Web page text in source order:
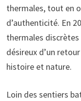
thermales, tout en
d’authenticité. En
thermales discrètes
désireux d’un
histoire et nature.
Loin des sentiers